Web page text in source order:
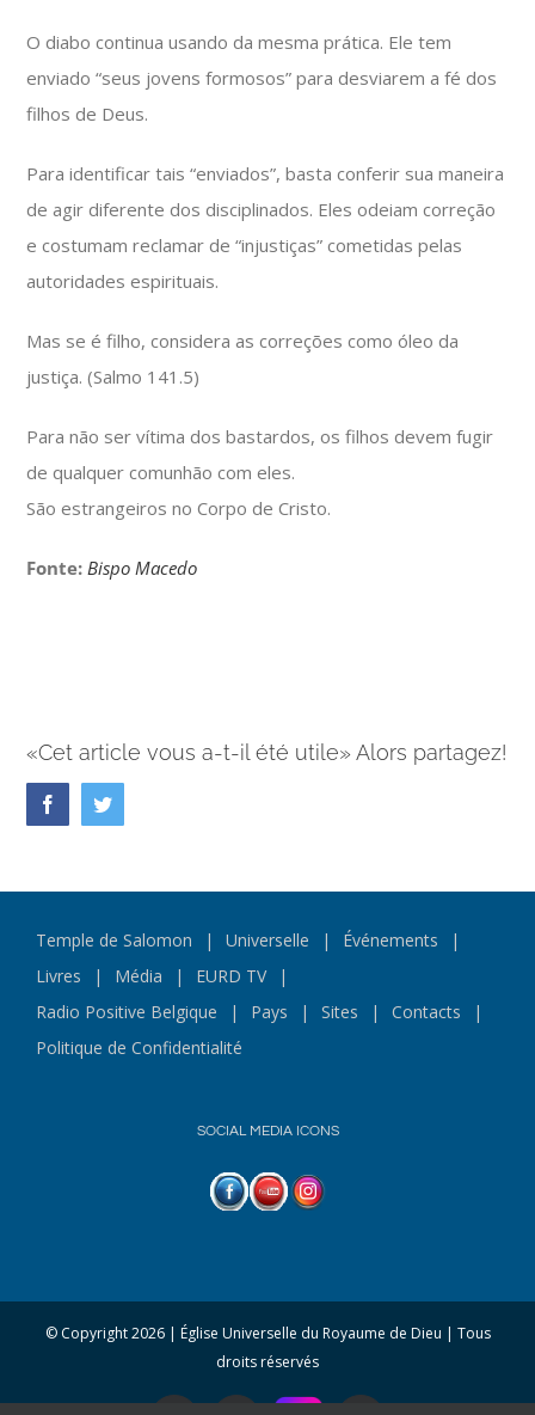
O diabo continua usando da mesma prática. Ele tem
enviado “seus jovens formosos” para desviarem a fé dos
filhos de Deus.
Para identificar tais “enviados”, basta conferir sua maneira
de agir diferente dos disciplinados. Eles odeiam correção
e costumam reclamar de “injustiças” cometidas pelas
autoridades espirituais.
Mas se é filho, considera as correções como óleo da
justiça. (Salmo 141.5)
Para não ser vítima dos bastardos, os filhos devem fugir
de qualquer comunhão com eles.
São estrangeiros no Corpo de Cristo.
Fonte: Bispo Macedo
«Cet article vous a-t-il été utile» Alors partagez!
FacebookTwitter
Temple de Salomon Universelle
Événements
Livres
Média
EURD TV
Radio Positive Belgique
Pays Sites
Contacts
Politique de Confidentialité
SOCIAL MEDIA ICONS
© Copyright2026 | Église Universelle du Royaume de Dieu | Tous
droits réservés